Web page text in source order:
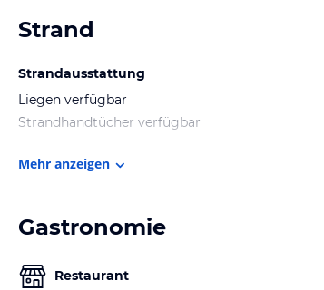
Strand
Strandausstattung
Liegen verfügbar
Strandhandtücher verfügbar
Mehr anzeigen
Gastronomie
Restaurant